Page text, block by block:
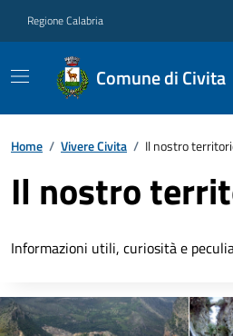
Regione Calabria
Comune di Civita
Home / Vivere Civita / Il nostro
Il nostro
Informazioni utili, curiosità e